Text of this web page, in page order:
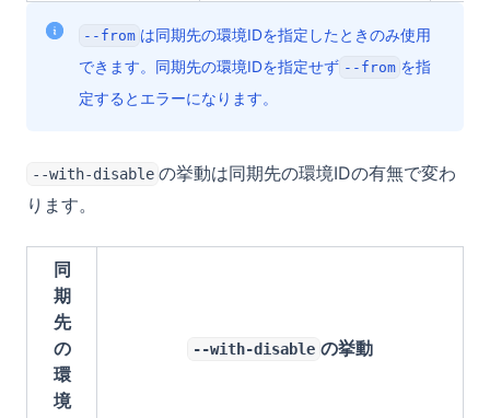
--from は同期先の環境IDを指定したときのみ使用
できます。同期先の環境IDを指定せず --from を指
定するとエラーになります。
--with-disable の挙動は同期先の環境IDの有無で変わ
ります。
同
期
先
の
環
境
--with-disable の挙動